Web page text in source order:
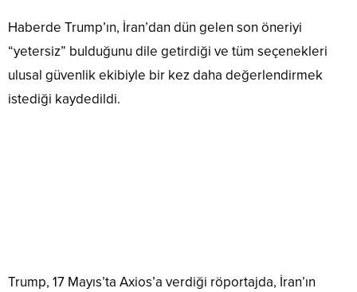
Haberde Trump’ın, İran’dan dün gelen son öneriyi
“yetersiz” bulduğunu dile getirdiği ve tüm seçenekleri
ulusal güvenlik ekibiyle bir kez daha değerlendirmek
istediği kaydedildi.
Trump, 17 Mayıs’ta Axios’a verdiği röportajda, İran’ın